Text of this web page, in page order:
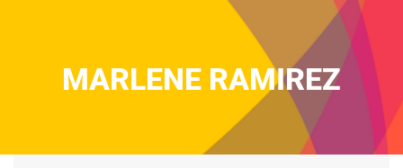
MARLENE RAMIREZ